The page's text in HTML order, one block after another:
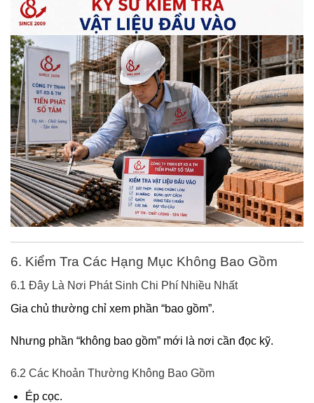
6. Kiểm Tra Các Hạng Mục Không Bao Gồm
6.1 Đây Là Nơi Phát Sinh Chi Phí Nhiều Nhất
Gia chủ thường chỉ xem phần “bao gồm”.
Nhưng phần “không bao gồm” mới là nơi cần đọc kỹ.
6.2 Các Khoản Thường Không Bao Gồm
Ép cọc.